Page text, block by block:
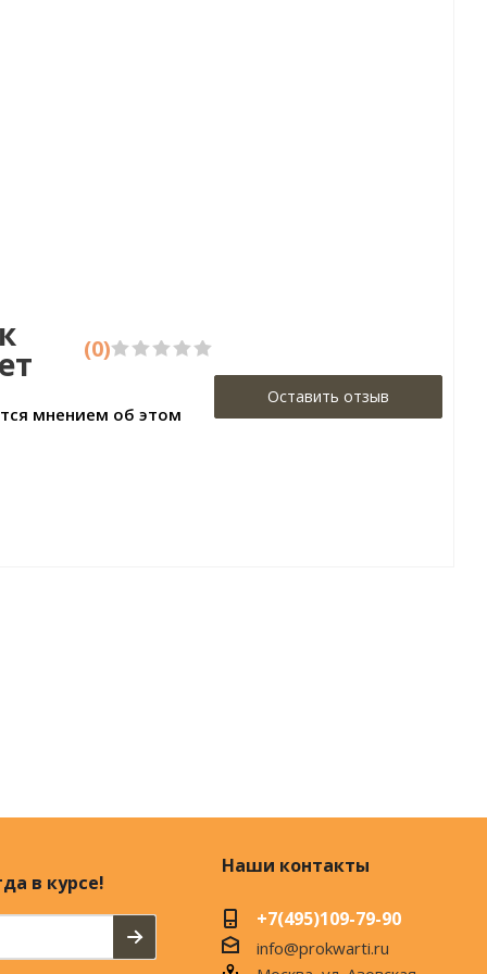
(0)
мнением об этом
Оставить отзыв
в курсе!
Наши контакты
+7(495)109-79-90
info@prokwarti.ru